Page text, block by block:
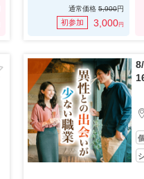
通常価格 5,900円
初参加 3,000円